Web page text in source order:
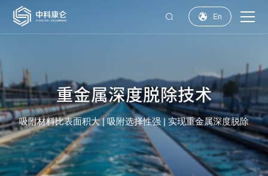
  En
重金属深度脱除技术
吸附材料比表面积大 | 吸附选择性强 | 实现重金属深度脱除